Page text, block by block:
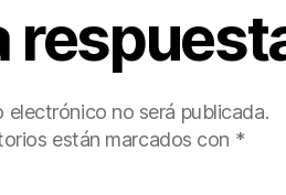
electrónico no será publicada.
están marcados con *